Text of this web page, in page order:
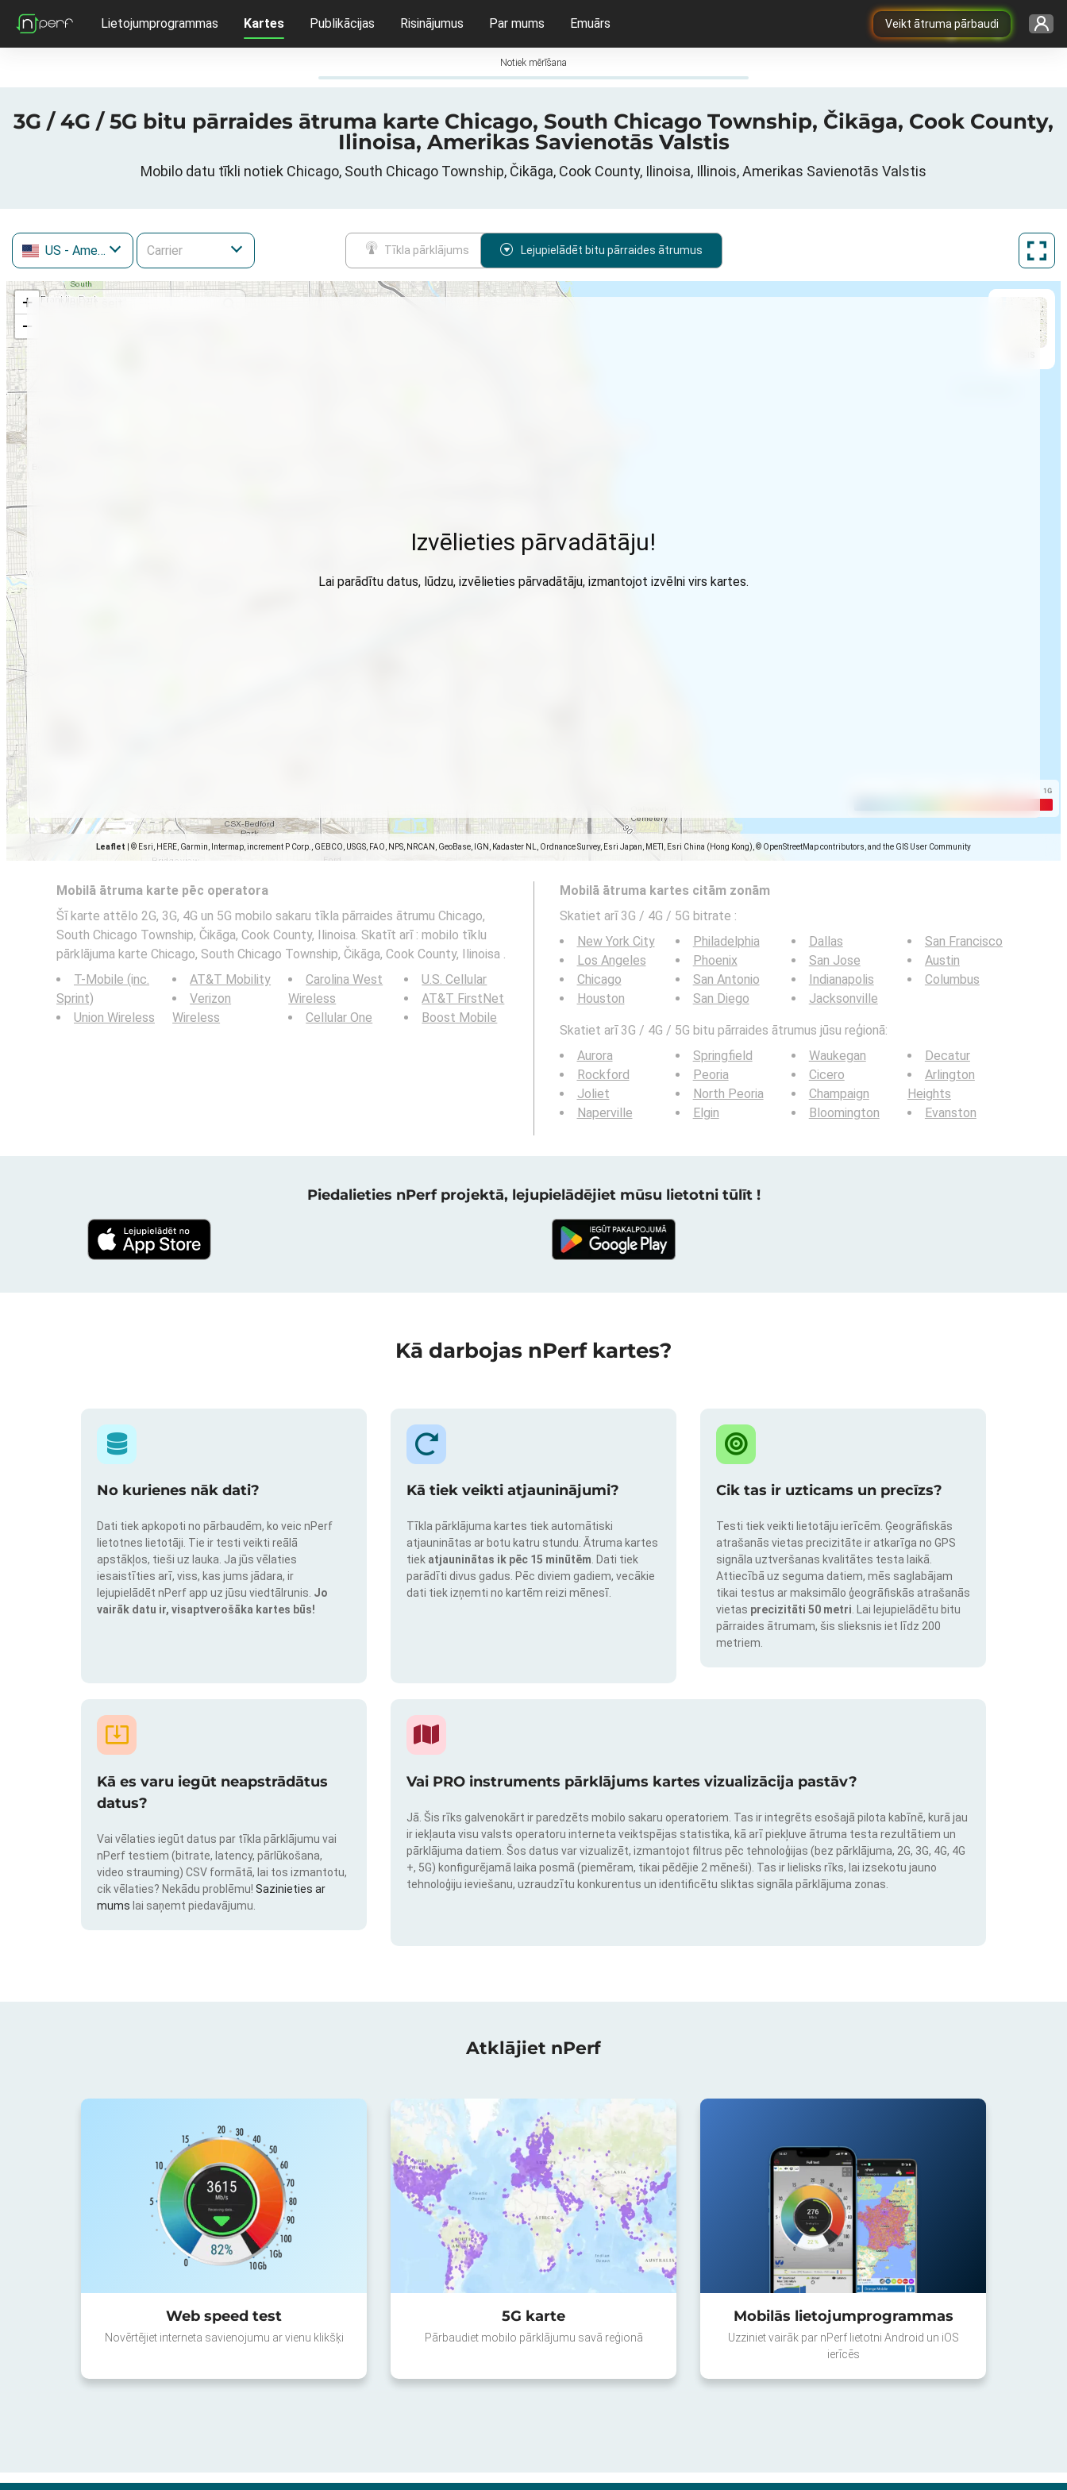
Veikt ātruma pārbaudi
Lietojumprogrammas Kartes Publikācijas Risinājumus Par mums Emuārs
Notiek mērīšana
3G / 4G / 5G bitu pārraides ātruma karte Chicago, South Chicago Township, Čikāga, Cook County,
Ilinoisa, Amerikas Savienotās Valstis
Mobilo datu tīkli notiek Chicago, South Chicago Township, Čikāga, Cook County, Ilinoisa, Illinois, Amerikas Savienotās Valstis
US - Amerikas Savienotās Valstis Tīkla pārklājums Lejupielādēt bitu pārraides ātrumus
+
−
Leaflet © Esri, HERE, Garmin, Intermap, increment P Corp., GEBCO, USGS, FAO, NPS, NRCAN, GeoBase, IGN, Kadaster NL, Ordnance Survey, Esri Japan, METI, Esri China (Hong Kong), © OpenStreetMap contributors, and the GIS User Community
Izvēlieties pārvadātāju!
Lai parādītu datus, lūdzu, izvēlieties pārvadātāju, izmantojot izvēlni virs kartes.
Mobilā ātruma karte pēc operatora
Šī karte attēlo 2G, 3G, 4G un 5G mobilo sakaru tīkla pārraides ātrumu Chicago,
South Chicago Township, Čikāga, Cook County, Ilinoisa. Skatīt arī : mobilo tīklu
pārklājuma karte Chicago, South Chicago Township, Čikāga, Cook County, Ilinoisa .
T-Mobile (inc.
Sprint)
Union Wireless
AT&T Mobility
Verizon
Wireless
Carolina West
Wireless
Cellular One
U.S. Cellular
AT&T FirstNet
Boost Mobile
Mobilā ātruma kartes citām zonām
Skatiet arī 3G / 4G / 5G bitrate :
New York City
Los Angeles
Chicago
Houston
Philadelphia
Phoenix
San Antonio
San Diego
Dallas
San Jose
Indianapolis
Jacksonville
San Francisco
Austin
Columbus
Skatiet arī 3G / 4G / 5G bitu pārraides ātrumus jūsu reģionā:
Aurora
Rockford
Joliet
Naperville
Springfield
Peoria
North Peoria
Elgin
Waukegan
Cicero
Champaign
Bloomington
Decatur
Arlington
Heights
Evanston
Piedalieties nPerf projektā, lejupielādējiet mūsu lietotni tūlīt !
Kā darbojas nPerf kartes?
No kurienes nāk dati?
Dati tiek apkopoti no pārbaudēm, ko veic nPerf
lietotnes lietotāji. Tie ir testi veikti reālā
apstākļos, tieši uz lauka. Ja jūs vēlaties
iesaistīties arī, viss, kas jums jādara, ir
lejupielādēt nPerf app uz jūsu viedtālrunis. Jo
vairāk datu ir, visaptverošāka kartes būs!
Kā tiek veikti atjauninājumi?
Tīkla pārklājuma kartes tiek automātiski
atjauninātas ar botu katru stundu. Ātruma kartes
tiek atjauninātas ik pēc 15 minūtēm . Dati tiek
parādīti divus gadus. Pēc diviem gadiem, vecākie
dati tiek izņemti no kartēm reizi mēnesī.
Cik tas ir uzticams un precīzs?
Testi tiek veikti lietotāju ierīcēm. Ģeogrāfiskās
atrašanās vietas precizitāte ir atkarīga no GPS
signāla uztveršanas kvalitātes testa laikā.
Attiecībā uz seguma datiem, mēs saglabājam
tikai testus ar maksimālo ģeogrāfiskās atrašanās
vietas precizitāti 50 metri . Lai lejupielādētu bitu
pārraides ātrumam, šis slieksnis iet līdz 200
metriem.
Kā es varu iegūt neapstrādātus
datus?
Vai vēlaties iegūt datus par tīkla pārklājumu vai
nPerf testiem (bitrate, latency, pārlūkošana,
video strauming) CSV formātā, lai tos izmantotu,
cik vēlaties? Nekādu problēmu! Sazinieties ar
mums lai saņemt piedavājumu.
Vai PRO instruments pārklājums kartes vizualizācija pastāv?
Jā. Šis rīks galvenokārt ir paredzēts mobilo sakaru operatoriem. Tas ir integrēts esošajā pilota kabīnē, kurā jau
ir iekļauta visu valsts operatoru interneta veiktspējas statistika, kā arī piekļuve ātruma testa rezultātiem un
pārklājuma datiem. Šos datus var vizualizēt, izmantojot filtrus pēc tehnoloģijas (bez pārklājuma, 2G, 3G, 4G, 4G
+, 5G) konfigurējamā laika posmā (piemēram, tikai pēdējie 2 mēneši). Tas ir lielisks rīks, lai izsekotu jauno
tehnoloģiju ieviešanu, uzraudzītu konkurentus un identificētu sliktas signāla pārklājuma zonas.
Atklājiet nPerf
Web speed test
Novērtējiet interneta savienojumu ar vienu klikšķi
5G karte
Pārbaudiet mobilo pārklājumu savā reģionā
Mobilās lietojumprogrammas
Uzziniet vairāk par nPerf lietotni Android un iOS
ierīcēs